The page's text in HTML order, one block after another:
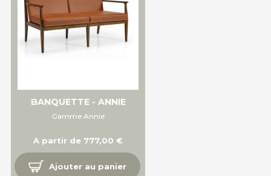
BANQUETTE - ANNIE
Gamme Annie
A partir de 777,00 €
Ajouter au panier